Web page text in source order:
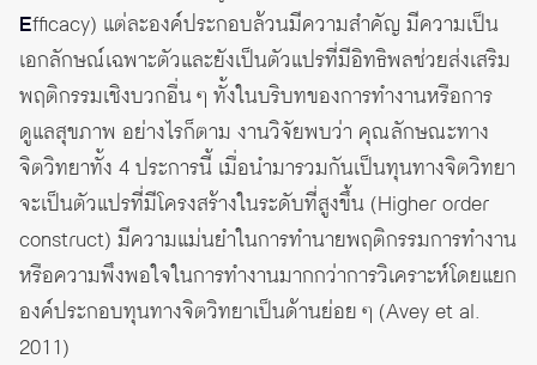
Efficacy) แต่ละองค์ประกอบล้วนมีความสำคัญ มีความเป็น
เอกลักษณ์เฉพาะตัวและยังเป็นตัวแปรที่มีอิทธิพลช่วยส่งเสริม
พฤติกรรมเชิงบวกอื่น ๆ ทั้งในบริบทของการทำงานหรือการ
ดูแลสุขภาพ อย่างไรก็ตาม งานวิจัยพบว่า คุณลักษณะทาง
จิตวิทยาทั้ง 4 ประการนี้ เมื่อนำมารวมกันเป็นทุนทางจิตวิทยา
จะเป็นตัวแปรที่มีโครงสร้างในระดับที่สูงขึ้น (Higher order
construct) มีความแม่นยำในการทำนายพฤติกรรมการทำงาน
หรือความพึงพอใจในการทำงานมากกว่าการวิเคราะห์โดยแยก
องค์ประกอบทุนทางจิตวิทยาเป็นด้านย่อย ๆ (Avey et al.
2011)